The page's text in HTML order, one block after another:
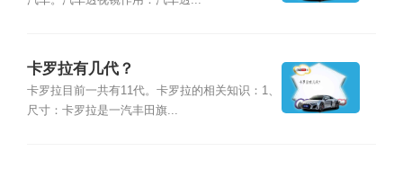
卡罗拉有几代？
卡罗拉目前一共有11代。卡罗拉的相关知识：1、
尺寸：卡罗拉是一汽丰田旗...